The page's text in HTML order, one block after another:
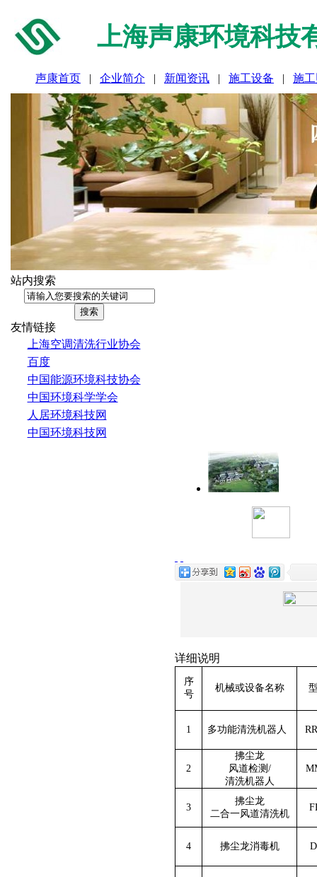
上海声康环境科技
声康首页 | 企业简介 | 新闻资讯 | 施工设备 | 施
站内搜索
友情链接
上海空调清洗行业协会
百度
中国能源环境科技协会
中国环境科学学会
人居环境科技网
中国环境科技网
详细说明
序
号
机械或设备名称
1 多功能清洗机器人
2
拂尘龙
风道检测 /
清洗机器人
3
拂尘龙
二合一风道清洗机
4 拂尘龙消毒机